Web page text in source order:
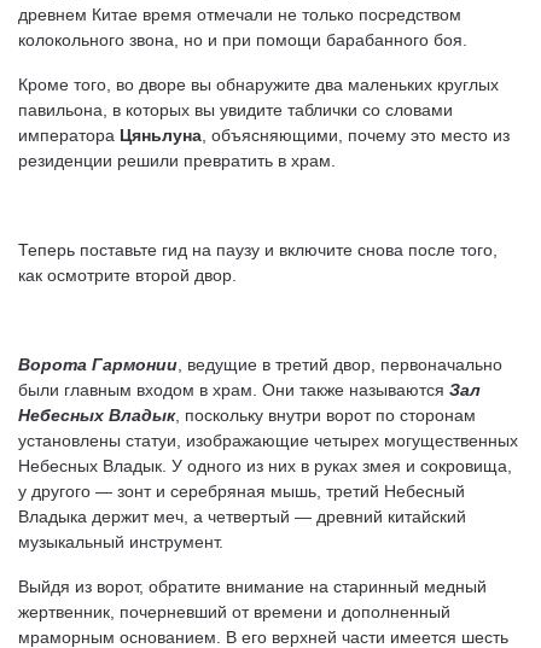
древнем Китае время отмечали не только посредством
колокольного звона, но и при помощи барабанного боя.
Кроме того, во дворе вы обнаружите два маленьких круглых
павильона, в которых вы увидите таблички со словами
императора Цяньлуна , объясняющими, почему это место из
резиденции решили превратить в храм.
Теперь поставьте гид на паузу и включите снова после того,
как осмотрите второй двор.
Ворота Гармонии , ведущие в третий двор, первоначально
были главным входом в храм. Они также называются Зал
Небесных Владык, поскольку внутри ворот по сторонам
установлены статуи, изображающие четырех могущественных
Небесных Владык. У одного из них в руках змея и сокровища,
у другого — зонт и серебряная мышь, третий Небесный
Владыка держит меч, а четвертый — древний китайский
музыкальный инструмент.
Выйдя из ворот, обратите внимание на старинный медный
жертвенник, почерневший от времени и дополненный
мраморным основанием. В его верхней части имеется шесть